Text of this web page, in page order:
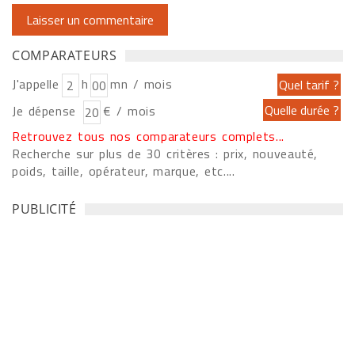
COMPARATEURS
J'appelle h
mn / mois
Je dépense
€ / mois
Retrouvez tous nos comparateurs complets...
Recherche sur plus de 30 critères : prix, nouveauté,
poids, taille, opérateur, marque, etc....
PUBLICITÉ